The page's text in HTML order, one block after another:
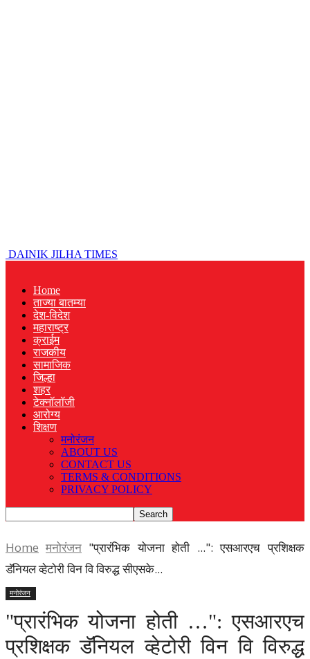
DAINIK JILHA TIMES
Home
ताज्या बातम्या
देश-विदेश
महाराष्ट्र
क्राईम
राजकीय
सामाजिक
जिल्हा
शहर
टेक्नॉलॉजी
आरोग्य
शिक्षण
मनोरंजन
ABOUT US
CONTACT US
TERMS & CONDITIONS
PRIVACY POLICY
Home मनोरंजन "प्रारंभिक योजना होती ...": एसआरएच प्रशिक्षक
डॅनियल व्हेटोरी विन वि विरुद्ध सीएसके...
मनोरंजन
"प्रारंभिक योजना होती …": एसआरएच
प्रशिक्षक डॅनियल व्हेटोरी विन वि विरुद्ध